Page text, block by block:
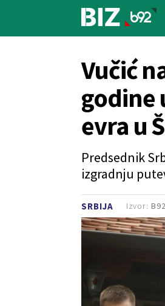
SRBIJA
Vučić
godine
evra u
Predsednik
izgradnju
Izvor: